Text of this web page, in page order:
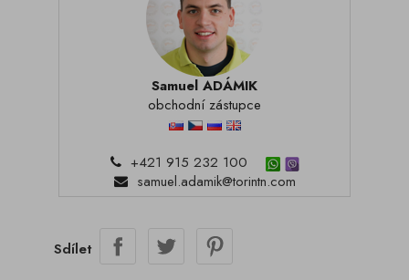
Samuel ADÁMIK
obchodní zástupce
+421 915 232 100
samuel.adamik@torintn.com
Sdílet